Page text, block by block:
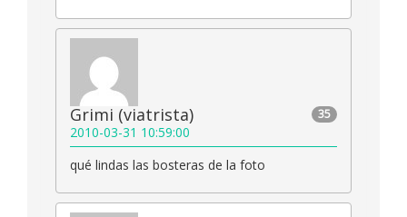
35
Grimi (viatrista)
2010-03-31 10:59:00
qué lindas las bosteras de la foto